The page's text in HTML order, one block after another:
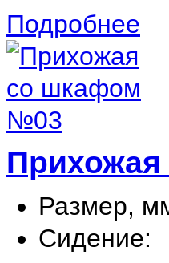
Подробнее
Размер,
Сидение: